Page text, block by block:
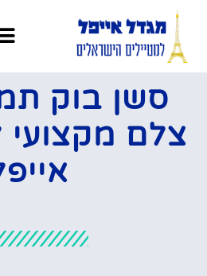
סשן בוק
צלם מקצועי